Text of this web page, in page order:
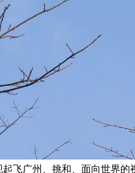
飞广州、挑和、面向世界